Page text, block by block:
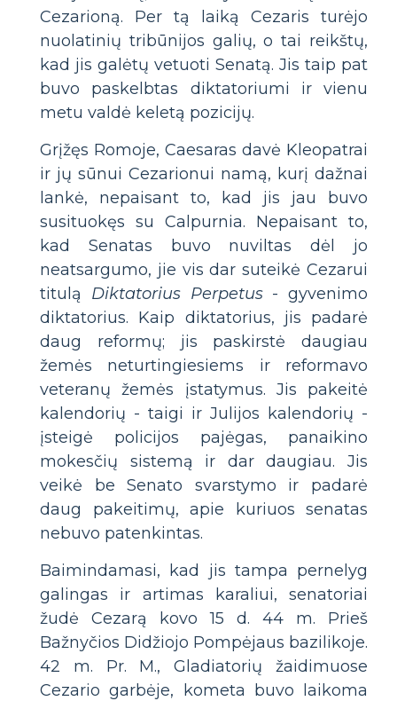
Cezarioną. Per tą laiką Cezaris turėjo
nuolatinių tribūnijos galių, o tai reikštų,
kad jis galėtų vetuoti Senatą. Jis taip pat
buvo paskelbtas diktatoriumi ir vienu
metu valdė keletą pozicijų.
Grįžęs Romoje, Caesaras davė Kleopatrai
ir jų sūnui Cezarionui namą, kurį dažnai
lankė, nepaisant to, kad jis jau buvo
susituokęs su Calpurnia. Nepaisant to,
kad Senatas buvo nuviltas dėl jo
neatsargumo, jie vis dar suteikė Cezarui
titulą Diktatorius Perpetus- gyvenimo
diktatorius. Kaip diktatorius, jis padarė
daug reformų; jis paskirstė daugiau
žemės neturtingiesiems ir reformavo
veteranų žemės įstatymus. Jis pakeitė
kalendorių - taigi ir Julijos kalendorių -
įsteigė policijos pajėgas, panaikino
mokesčių sistemą ir dar daugiau. Jis
veikė be Senato svarstymo ir padarė
daug pakeitimų, apie kuriuos senatas
nebuvo patenkintas.
Baimindamasi, kad jis tampa pernelyg
galingas ir artimas karaliui, senatoriai
žudė Cezarą kovo 15 d. 44 m. Prieš
Bažnyčios Didžiojo Pompėjaus bazilikoje.
42 m. Pr. M., Gladiatorių žaidimuose
Cezario garbėje, kometa buvo laikoma